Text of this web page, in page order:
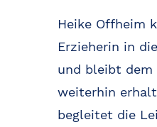
Heike Offheim
Erzieherin in
und bleibt dem
weiterhin
begleitet die